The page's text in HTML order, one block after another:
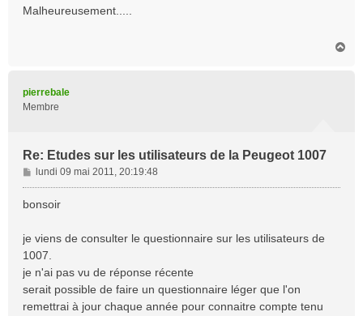
s
Malheureusement.....
pierrebale
Membre
Re: Etudes sur les utilisateurs de la Peugeot 1007
M
e
s
g
e
lundi 09 mai 2011, 20:19:48
bonsoir
je viens de consulter le questionnaire sur les utilisateurs de
1007.
je n'ai pas vu de réponse récente
serait possible de faire un questionnaire léger que l'on
remettrai à jour chaque année pour connaitre compte tenu